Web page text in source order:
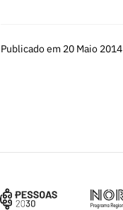
Publicado em 20 Maio 2014